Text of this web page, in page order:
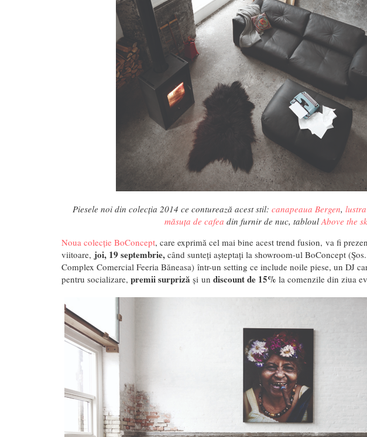
Piesele noi din colecția 2014 ce conturează acest stil: canapeaua Bergen,
măsuța de cafea din furnir de nuc, tabloulAbove the
Noua colecție BoConcept, care exprimă cel mai bine acest trend fusion, va fi
viitoare, joi, 19 septembrie, când sunteți așteptați la showroom-ul BoConcept
Complex Comercial Feeria Băneasa) într-un setting ce include noile piese, un DJ
pentru socializare, premii surpriză și un discount de 15% la comenzile din ziua